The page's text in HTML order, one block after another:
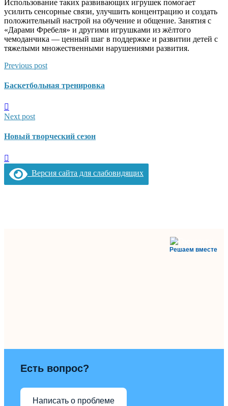
Использование таких развивающих игрушек помогает
усилить сенсорные связи, улучшить концентрацию и создать
положительный настрой на обучение и общение. Занятия с
«Дарами Фребеля» и другими игрушками из жёлтого
чемоданчика — ценный шаг в поддержке и развитии детей с
тяжелыми множественными нарушениями развития.
Previous post
Баскетбольная тренировка
Next post
Новый творческий сезон
Версия сайта для слабовидящих
Решаем вместе
Есть вопрос?
Написать о проблеме